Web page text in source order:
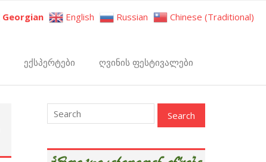
ექსპერტები ღვინის ფესტივალები
Georgian English Russian Chinese (Traditional)